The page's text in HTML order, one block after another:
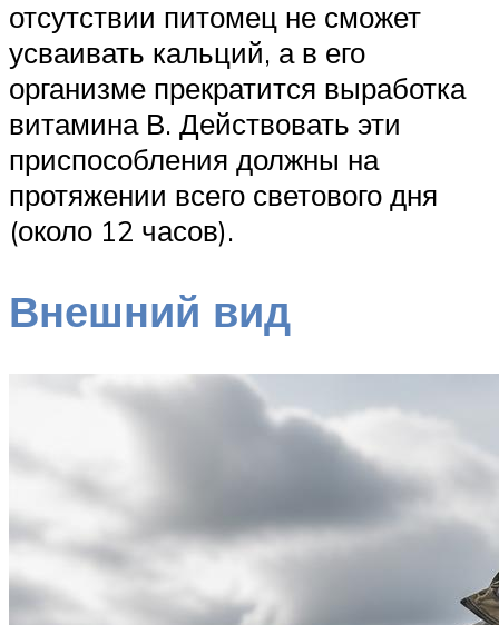
отсутствии питомец не сможет
усваивать кальций, а в его
организме прекратится выработка
витамина В. Действовать эти
приспособления должны на
протяжении всего светового дня
(около 12 часов).
Внешний вид